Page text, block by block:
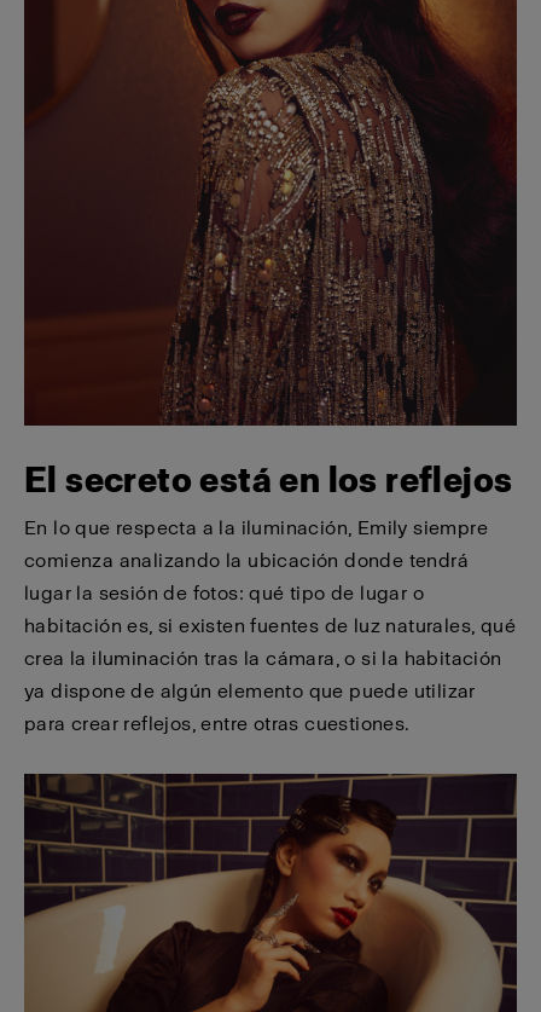
El secreto está en los reflejos
En lo que respecta a la iluminación, Emily siempre
comienza analizando la ubicación donde tendrá
lugar la sesión de fotos: qué tipo de lugar o
habitación es, si existen fuentes de luz naturales, qué
crea la iluminación tras la cámara, o si la habitación
ya dispone de algún elemento que puede utilizar
para crear reflejos, entre otras cuestiones.